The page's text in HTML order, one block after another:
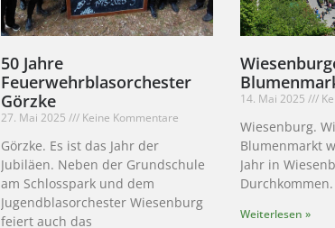
50 Jahre
Feuerwehrblasorchester
Görzke
27. Mai 2025 Keine Kommentare
Görzke. Es ist das Jahr der
Jubiläen. Neben der Grundschule
am Schlosspark und dem
Jugendblasorchester Wiesenburg
feiert auch das
14. Mai 2025
Wiesenburg.
Blumenmarkt
Jahr in
Weiterlesen »